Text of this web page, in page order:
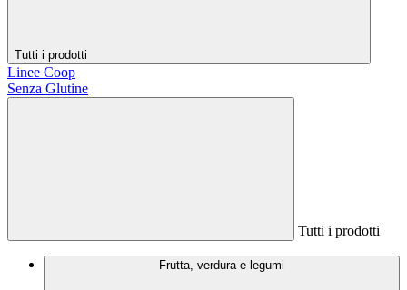
Tutti i prodotti
Linee Coop
Senza Glutine
Tutti i prodotti
Frutta, verdura e legumi